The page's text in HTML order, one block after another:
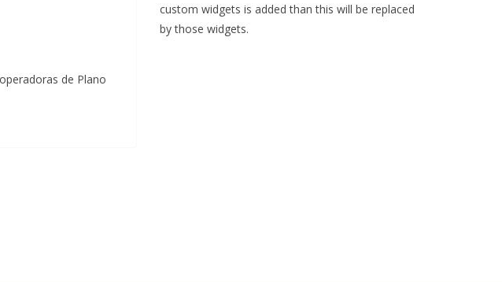
de Plano
custom widgets is added than this will be replaced
by those widgets.